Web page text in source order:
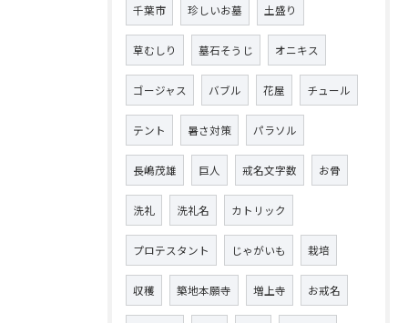
千葉市 珍しいお墓 土盛り
草むしり 墓石そうじ オニキス
ゴージャス バブル 花屋 チュール
テント 暑さ対策 パラソル
長嶋茂雄 巨人 戒名文字数 お骨
洗礼 洗礼名 カトリック
プロテスタント じゃがいも 栽培
収穫 築地本願寺 増上寺 お戒名